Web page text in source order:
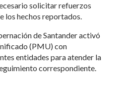
solicitar refuerzos
los hechos reportados.
de Santander activó
(PMU) con
entidades para atender la
correspondiente.